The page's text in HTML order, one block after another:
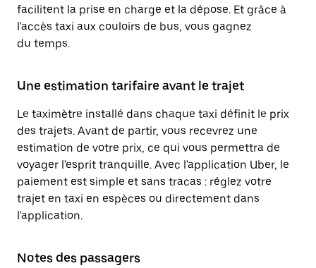
facilitent la prise en charge et la dépose. Et grâce à
l'accès taxi aux couloirs de bus, vous gagnez
du temps.
Une estimation tarifaire avant le trajet
Le taximètre installé dans chaque taxi définit le prix
des trajets. Avant de partir, vous recevrez une
estimation de votre prix, ce qui vous permettra de
voyager l'esprit tranquille. Avec l'application Uber, le
paiement est simple et sans tracas : réglez votre
trajet en taxi en espèces ou directement dans
l'application.
Notes des passagers